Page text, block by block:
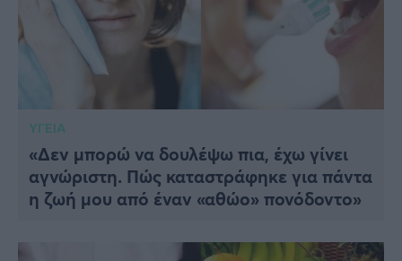
ΥΓΕΙΑ
«Δεν μπορώ να δουλέψω πια, έχω γίνει
αγνώριστη. Πώς καταστράφηκε για πάντα
η ζωή μου από έναν «αθώο» πονόδοντο»